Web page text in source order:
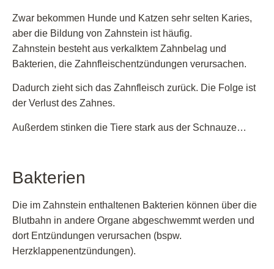
Zwar bekommen Hunde und Katzen sehr selten Karies,
aber die Bildung von Zahnstein ist häufig.
Zahnstein besteht aus verkalktem Zahnbelag und
Bakterien, die Zahnfleischentzündungen verursachen.
Dadurch zieht sich das Zahnfleisch zurück. Die Folge ist
der Verlust des Zahnes.
Außerdem stinken die Tiere stark aus der Schnauze…
Bakterien
Die im Zahnstein enthaltenen Bakterien können über die
Blutbahn in andere Organe abgeschwemmt werden und
dort Entzündungen verursachen (bspw.
Herzklappenentzündungen).